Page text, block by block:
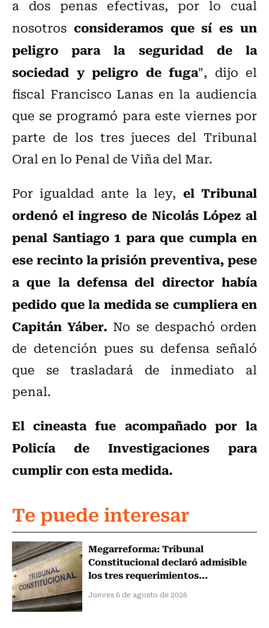
a dos penas efectivas, por lo cual
nosotros consideramos que sí es un
peligro para la seguridad de la
sociedad y peligro de fuga", dijo el
fiscal Francisco Lanas en la audiencia
que se programó para este viernes por
parte de los tres jueces del Tribunal
Oral en lo Penal de Viña del Mar.
Por igualdad ante la ley, el Tribunal
ordenó el ingreso de Nicolás López al
penal Santiago 1 para que cumpla en
ese recinto la prisión preventiva, pese
a que la defensa del director había
pedido que la medida se cumpliera en
Capitán Yáber. No se despachó orden
de detención pues su defensa señaló
que se trasladará de inmediato al
penal.
El cineasta fue acompañado por la
Policía de Investigaciones para
cumplir con esta medida.
Te puede interesar
Megarreforma: Tribunal
Constitucional declaró admisible
los tres requerimientos...
Jueves 6 de agosto de 2026